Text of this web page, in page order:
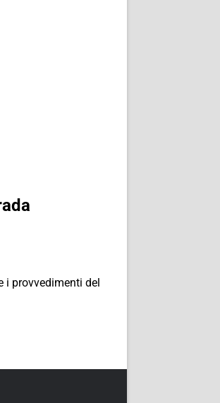
i provvedimenti del